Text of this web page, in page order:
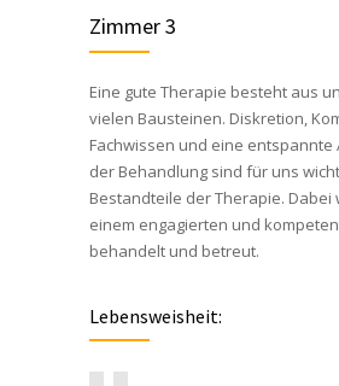
Zimmer 3
Eine gute Therapie besteht aus
vielen Bausteinen. Diskretion,
Fachwissen und eine entspannte
der Behandlung sind für uns
Bestandteile der Therapie. Dabei
einem engagierten und
behandelt und betreut.
Lebensweisheit: